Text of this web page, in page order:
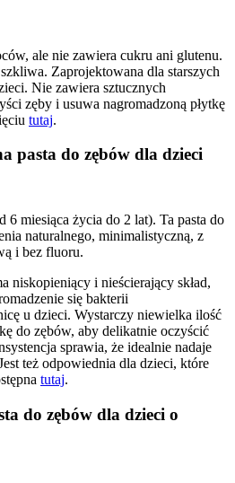
ale nie zawiera cukru ani glutenu.
Zaprojektowana dla starszych
Nie zawiera sztucznych
zęby i usuwa nagromadzoną płytkę
tutaj.
pasta do zębów dla dzieci
6 miesiąca życia do 2 lat). Ta pasta do
naturalnego, minimalistyczną, z
i bez fluoru.
niskopieniący i nieścierający skład,
się bakterii
u dzieci. Wystarczy niewielka ilość
do zębów, aby delikatnie oczyścić
sprawia, że idealnie nadaje
też odpowiednia dla dzieci, które
tutaj.
do zębów dla dzieci o